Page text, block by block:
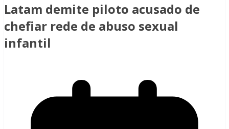
Latam demite piloto acusado de
chefiar rede de abuso sexual
infantil